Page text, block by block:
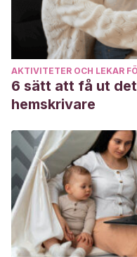
AKTIVITETER OCH LEKAR
6 sätt att få ut
hemskrivare